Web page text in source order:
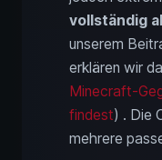
vollständig
unserem
erklären wir
Minecraft-
findest) . Die
mehrere